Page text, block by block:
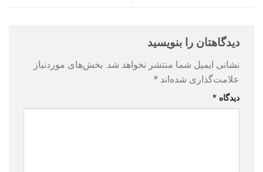
دیدگاهتان را بنویسید
نشانی ایمیل شما منتشر نخواهد شد. بخش‌های موردنیاز
علامت‌گذاری شده‌اند *
دیدگاه *